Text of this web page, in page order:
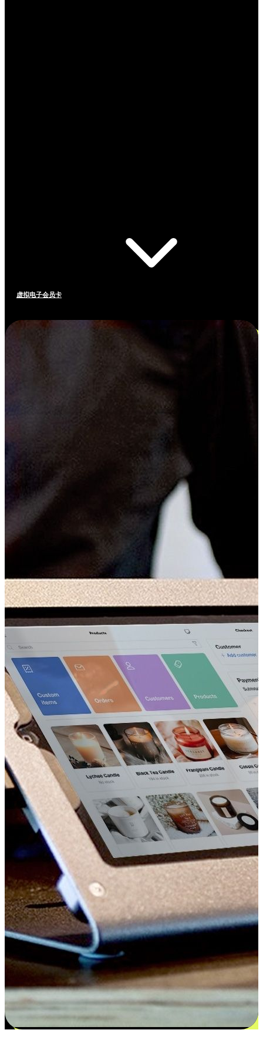
虚拟电子会员卡